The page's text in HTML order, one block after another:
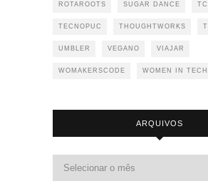
ROTAROOTS SUGAR DANCE
TECNOPUC THOUGHTWORKS TI
UMBLER VEGANO VIAJAR
WOMAKERSCODE WOMEN IN TECH
ARQUIVOS